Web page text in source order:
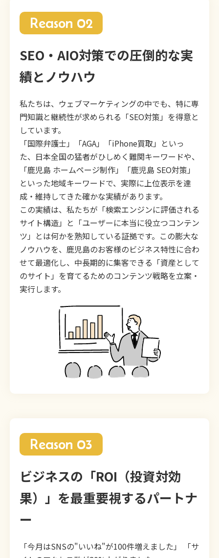
Reason 02
SEO・AIO対策での圧倒的な実
績とノウハウ
私たちは、ウェブマーケティングの中でも、特に専
門知識と継続性が求められる「SEO対策」を得意と
しています。
「国際弁護士」「AGA」「iPhone買取」といっ
た、日本全国の猛者がひしめく難関キーワードや、
「鹿児島 ホームページ制作」「鹿児島 SEO対策」
といった地域キーワードで、実際に上位表示を達
成・維持してきた確かな実績があります。
この実績は、私たちが「検索エンジンに評価される
サイト構造」と「ユーザーに本当に役立つコンテン
ツ」とは何かを熟知している証拠です。この膨大な
ノウハウを、鹿児島のお客様のビジネス特性に合わ
せて最適化し、中長期的に集客できる「資産として
のサイト」を育てるためのコンテンツ戦略を立案・
実行します。
Reason 03
ビジネスの「ROI（投資対効
果）」を最重要視するパートナ
ー
「今月はSNSの"いいね"が100件増えました」 「サ